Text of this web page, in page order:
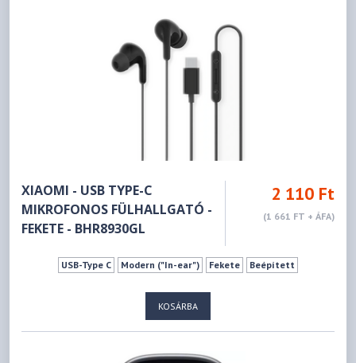
XIAOMI - USB TYPE-C
MIKROFONOS FÜLHALLGATÓ -
FEKETE - BHR8930GL
2 110 Ft
(1 661 FT + ÁFA)
USB-Type C Modern ("In-ear") Fekete Beépített
KOSÁRBA